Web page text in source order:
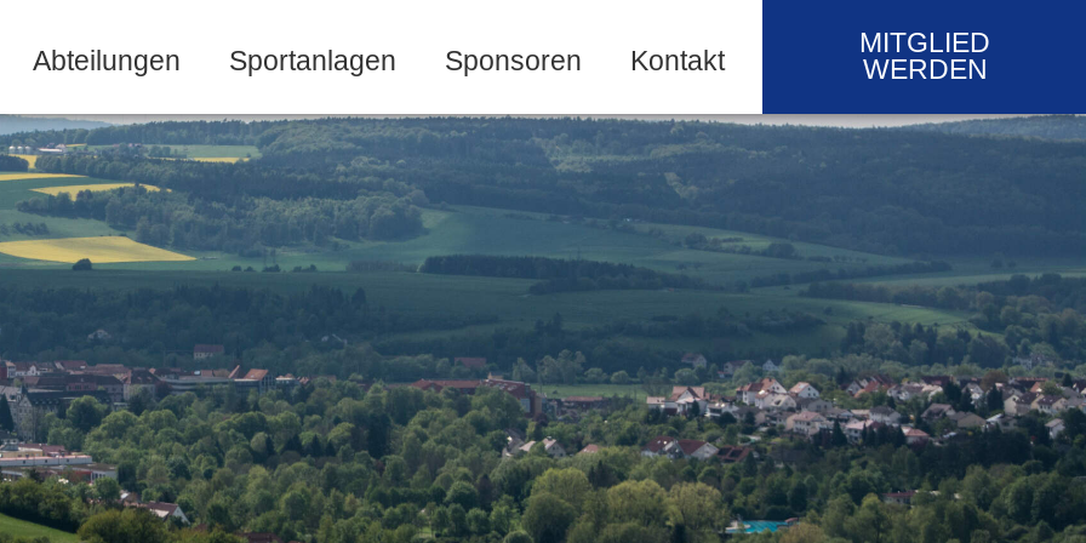
Abteilungen Sportanlagen Sponsoren Kontakt
MITGLIED
WERDEN